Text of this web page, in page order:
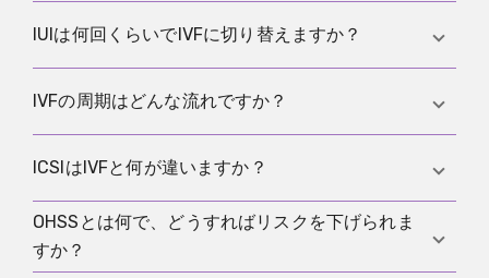
題になるのはIVIやICIで、自己授精の範囲です。
カレンダーだけでなく、粘液、基礎体温、排卵検査
検査薬はLH が参考になります。
IUIは何回くらいでIVFに切り替えますか？
診断、年齢、時間的制約、経過で変わります。タイ
妥当かを一緒に見直すことが多いです。
IVFの周期はどんな流れですか？
刺激とモニタリング、採卵、検査室での受精、培
と後日の移植が続くこともあります。
ICSIはIVFと何が違いますか？
流れは似ていますが、ICSIでは精子を1個だけ卵子に
注入します。精液所見が厳しい場合や受精が起きな
OHSSとは何で、どうすればリスクを下げられま
すか？